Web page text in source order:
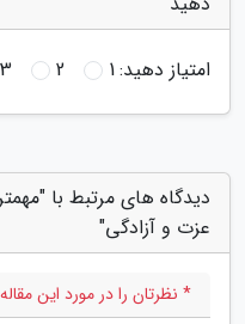
امتیاز دهید:1
2
3
دیدگاه های مرتبط با
عزت و آزادگی"
* نظرتان را در مورد این